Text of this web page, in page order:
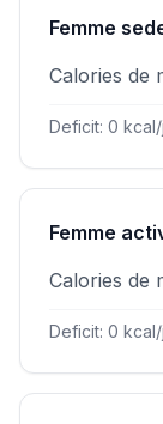
Femme
Calories de
Deficit: 0
Femme
Calories de
Deficit: 0